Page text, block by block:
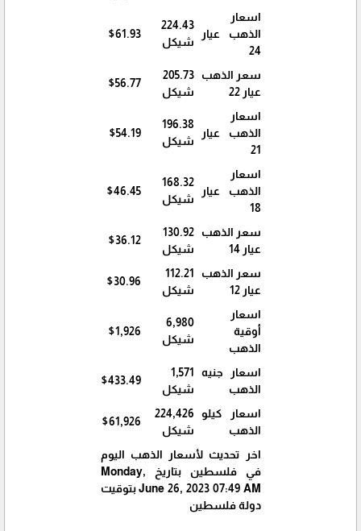
اسعار
الذهب عيار
24
224.43
شيكل
$61.93
سعر الذهب
عيار 22
205.73
شيكل
$56.77
اسعار
الذهب عيار
21
196.38
شيكل
$54.19
اسعار
الذهب عيار
18
168.32
شيكل
$46.45
سعر الذهب
عيار 14
130.92
شيكل
$36.12
سعر الذهب
عيار 12
112.21
شيكل
$30.96
اسعار
أوقية
الذهب
6,980
شيكل
$1,926
اسعار جنيه
الذهب
1,571
شيكل
$433.49
اسعار كيلو
الذهب
224,426
شيكل
$61,926
اخر تحديث لأسعار الذهب اليوم
في فلسطين بتاريخ Monday,
June 26, 2023 07:49 AM بتوقيت
دولة فلسطين